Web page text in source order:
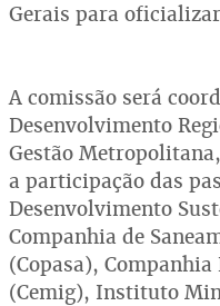
Gerais para
A comissão será
Desenvolvimento
Gestão
a participação das
Desenvolvimento
Companhia de
(Copasa),
(Cemig), Instituto